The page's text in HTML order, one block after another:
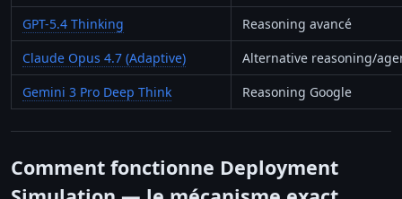
GPT-5.4 Thinking
Reasoning avancé
Claude Opus 4.7 (Adaptive)
Alternative reasoning/
Gemini 3 Pro Deep Think
Reasoning Google
Comment fonctionne Deployment